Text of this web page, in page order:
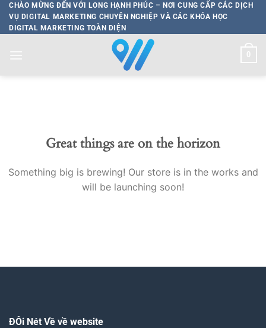
Bỏ
qua
nội
CHÀO MỪNG ĐẾN VỚI LONG HẠNH PHÚC – NƠI CUNG CẤP CÁC DỊCH
VỤ DIGITAL MARKETING CHUYÊN NGHIỆP VÀ CÁC KHÓA HỌC
DIGITAL MARKETING TOÀN DIỆN
0
Great things are on the horizon
Something big is brewing! Our store is in the works and
will be launching soon!
ĐÔi Nét Về về website